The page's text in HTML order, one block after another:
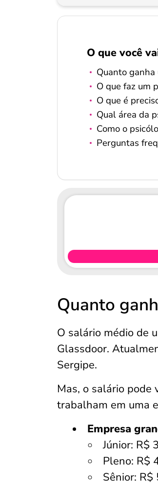
O que você
Quanto
O que faz um
O que é
Qual área da
Como o
Perguntas
Quanto
O salário médio de
Glassdoor.
Sergipe.
Mas, o salário pode
trabalham em uma
Empresa
Júnior: R$
Pleno: R$
Sênior: R$